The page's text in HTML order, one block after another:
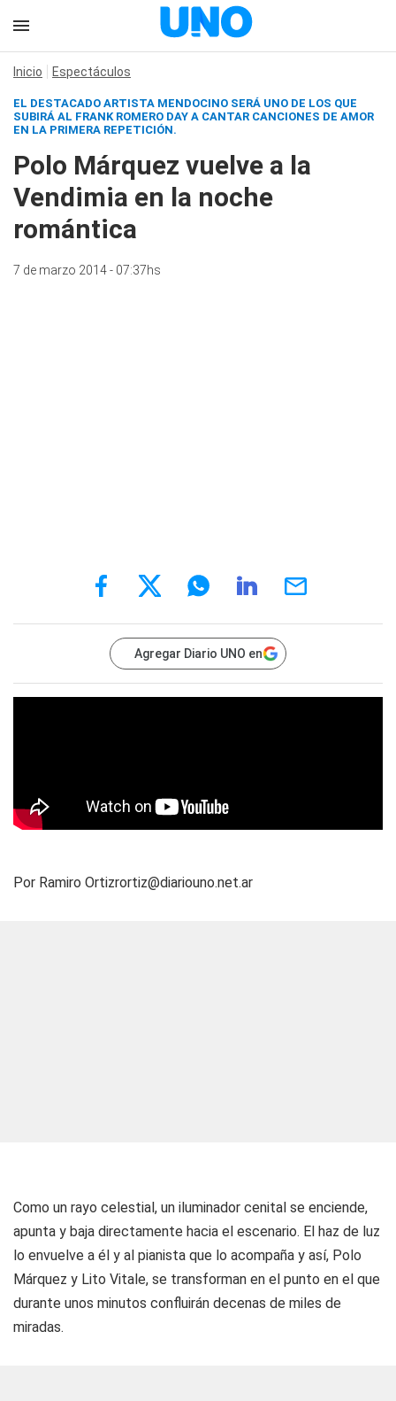
Inicio Espectáculos
EL DESTACADO ARTISTA MENDOCINO SERÁ UNO DE LOS QUE
SUBIRÁ AL FRANK ROMERO DAY A CANTAR CANCIONES DE AMOR
EN LA PRIMERA REPETICIÓN.
Polo Márquez vuelve a la
Vendimia en la noche
romántica
7 de marzo 2014 - 07:37hs
Agregar Diario UNO en
Por Ramiro Ortizrortiz@diariouno.net.ar
Como un rayo celestial, un iluminador cenital se enciende,
apunta y baja directamente hacia el escenario. El haz de luz
lo envuelve a él y al pianista que lo acompaña y así, Polo
Márquez y Lito Vitale, se transforman en el punto en el que
durante unos minutos confluirán decenas de miles de
miradas.